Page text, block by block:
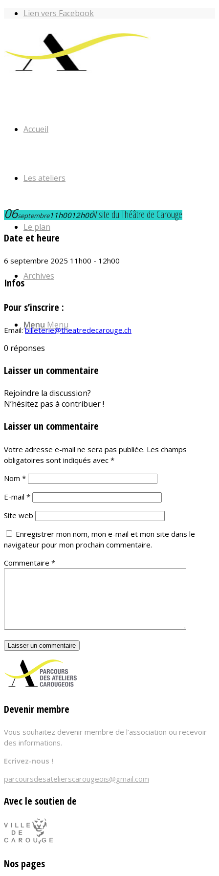
Lien vers Facebook
Accueil
Les ateliers
Le plan
Archives
Menu Menu
06septembre11h0012h00Visite du Théâtre de Carouge
Date et heure
6 septembre 2025 11h00 - 12h00
Infos
Pour s’inscrire :
Email:billeterie@theatredecarouge.ch
0 réponses
Laisser un commentaire
Rejoindre la discussion?
N’hésitez pas à contribuer !
Laisser un commentaire
Votre adresse e-mail ne sera pas publiée. Les champs
obligatoires sont indiqués avec *
Nom *
E-mail *
Site web
Enregistrer mon nom, mon e-mail et mon site dans le
navigateur pour mon prochain commentaire.
Commentaire *
Devenir membre
Vous souhaitez devenir membre de l’association ou recevoir
des informations.
Ecrivez-nous !
parcoursdesatelierscarougeois@gmail.com
Avec le soutien de
Nos pages